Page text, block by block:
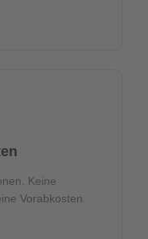
Keine
Vorabkosten.